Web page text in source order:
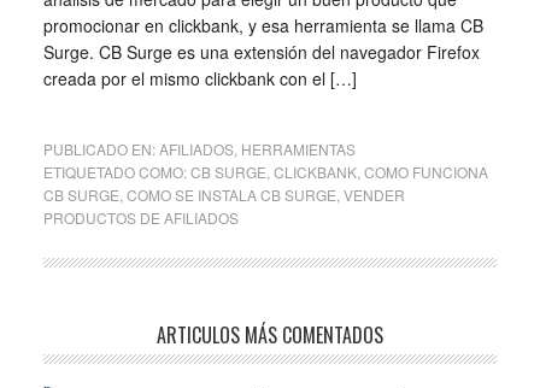
promocionar en clickbank, y esa herramienta se llama CB
Surge. CB Surge es una extensión del navegador Firefox
creada por el mismo clickbank con el […]
PUBLICADO EN:AFILIADOS, HERRAMIENTAS
ETIQUETADO COMO:CB SURGE CLICKBANK, COMO FUNCIONA
CB SURGE COMO SE INSTALA CB SURGE VENDER
PRODUCTOS DE AFILIADOS
ARTICULOS MÁS COMENTADOS